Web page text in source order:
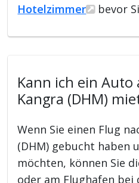
Hotelzimmer
bevor
Kann ich ein Auto
Kangra (DHM)
Wenn Sie einen Flug
(DHM) gebucht haben
möchten, können Sie
oder am Flughafen